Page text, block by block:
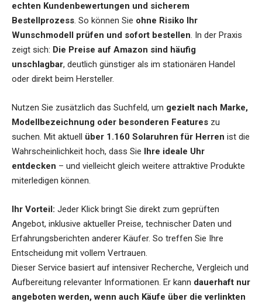
echten Kundenbewertungen und sicherem
Bestellprozess. So können Sie ohne Risiko Ihr
Wunschmodell prüfen und sofort bestellen. In der Praxis
zeigt sich: Die Preise auf Amazon sind häufig
unschlagbar, deutlich günstiger als im stationären Handel
oder direkt beim Hersteller.
Nutzen Sie zusätzlich das Suchfeld, um gezielt nach Marke,
Modellbezeichnung oder besonderen Features zu
suchen. Mit aktuell über 1.160 Solaruhren für Herren ist die
Wahrscheinlichkeit hoch, dass Sie Ihre ideale Uhr
entdecken – und vielleicht gleich weitere attraktive Produkte
miterledigen können.
Ihr Vorteil: Jeder Klick bringt Sie direkt zum geprüften
Angebot, inklusive aktueller Preise, technischer Daten und
Erfahrungsberichten anderer Käufer. So treffen Sie Ihre
Entscheidung mit vollem Vertrauen.
Dieser Service basiert auf intensiver Recherche, Vergleich und
Aufbereitung relevanter Informationen. Er kann dauerhaft nur
angeboten werden, wenn auch Käufe über die verlinkten